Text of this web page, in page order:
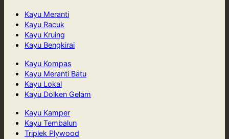
Kayu Meranti
Kayu Racuk
Kayu Kruing
Kayu Bengkirai
Kayu Kompas
Kayu Meranti Batu
Kayu Lokal
Kayu Dolken Gelam
Kayu Kamper
Kayu Tembalun
Triplek Plywood